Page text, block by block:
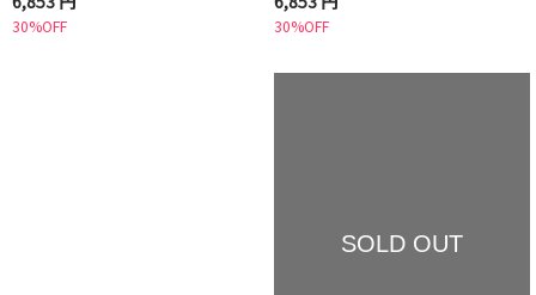
30%OFF 30%OFF
SOLD OUT